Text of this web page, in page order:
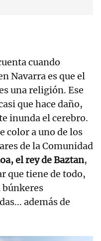
cuando
Navarra es que el
una religión. Ese
que hace daño,
inunda el cerebro.
color a uno de los
de la Comunidad
el rey de Baztan,
que tiene de todo,
búnkeres
además de